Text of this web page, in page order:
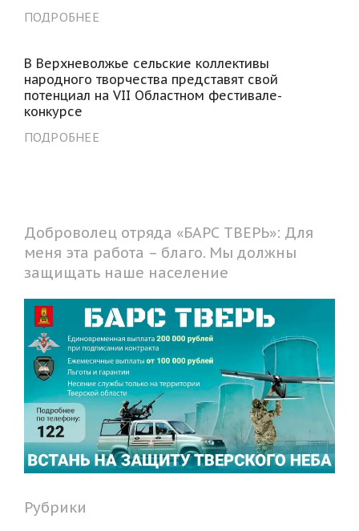
ПОДРОБНЕЕ
В Верхневолжье сельские коллективы
народного творчества представят свой
потенциал на VII Областном фестивале-
конкурсе
ПОДРОБНЕЕ
Доброволец отряда «БАРС ТВЕРЬ»: Для
меня эта работа – благо. Мы должны
защищать наше население
Рубрики